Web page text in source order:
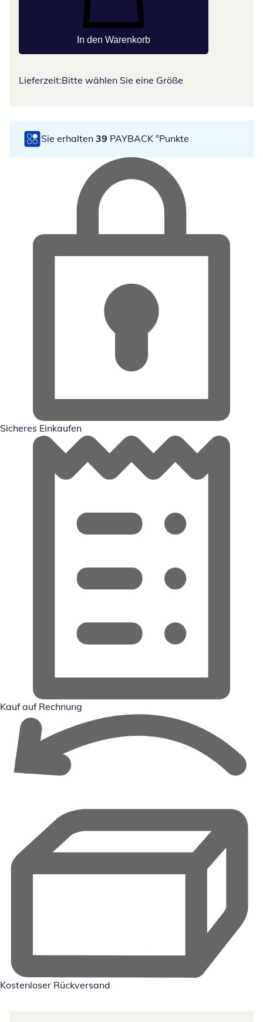
In den Warenkorb
Lieferzeit:Bitte wählen Sie eine Größe
Sie erhalten 39 PAYBACK °Punkte
Sicheres Einkaufen
Kauf auf Rechnung
Kostenloser Rückversand